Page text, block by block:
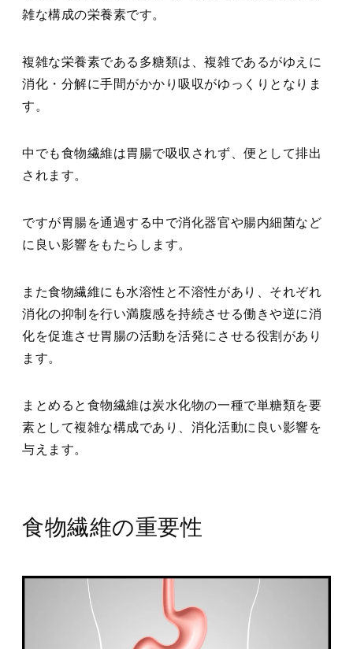
雑な構成の栄養素です。
複雑な栄養素である多糖類は、複雑であるがゆえに
消化・分解に手間がかかり吸収がゆっくりとなりま
す。
中でも食物繊維は胃腸で吸収されず、便として排出
されます。
ですが胃腸を通過する中で消化器官や腸内細菌など
に良い影響をもたらします。
また食物繊維にも水溶性と不溶性があり、それぞれ
消化の抑制を行い満腹感を持続させる働きや逆に消
化を促進させ胃腸の活動を活発にさせる役割があり
ます。
まとめると食物繊維は炭水化物の一種で単糖類を要
素として複雑な構成であり、消化活動に良い影響を
与えます。
食物繊維の重要性